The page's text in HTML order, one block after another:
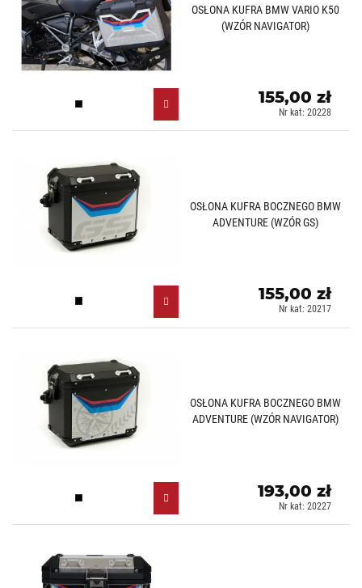
OSŁONA KUFRA BMW VARIO K50
(WZÓR NAVIGATOR)
Czarny (N)
155,00 zł
Nr kat: 20228
OSŁONA KUFRA BOCZNEGO BMW
ADVENTURE (WZÓR GS)
Czarny (N)
155,00 zł
Nr kat: 20217
OSŁONA KUFRA BOCZNEGO BMW
ADVENTURE (WZÓR NAVIGATOR)
Czarny (N)
193,00 zł
Nr kat: 20227